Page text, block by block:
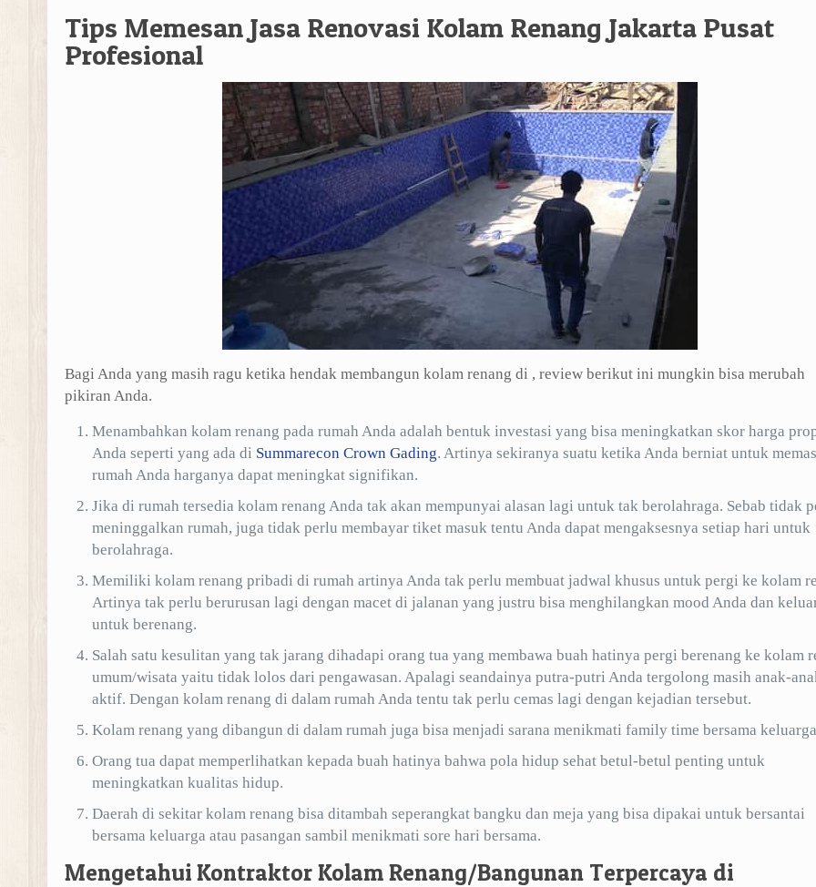
Tips Memesan Jasa Renovasi Kolam Renang Jakarta Pusat
Profesional
Bagi Anda yang masih ragu ketika hendak membangun kolam renang di , review berikut ini mungkin bisa merubah
pikiran Anda.
Menambahkan kolam renang pada rumah Anda adalah bentuk investasi yang bisa meningkatkan skor harga
Anda seperti yang ada di Summarecon Crown Gading. Artinya sekiranya suatu ketika Anda berniat untuk
rumah Anda harganya dapat meningkat signifikan.
Jika di rumah tersedia kolam renang Anda tak akan mempunyai alasan lagi untuk tak berolahraga. Sebab tidak
meninggalkan rumah, juga tidak perlu membayar tiket masuk tentu Anda dapat mengaksesnya setiap hari untuk
berolahraga.
Memiliki kolam renang pribadi di rumah artinya Anda tak perlu membuat jadwal khusus untuk pergi ke kolam
Artinya tak perlu berurusan lagi dengan macet di jalanan yang justru bisa menghilangkan mood Anda dan
untuk berenang.
Salah satu kesulitan yang tak jarang dihadapi orang tua yang membawa buah hatinya pergi berenang ke kolam
umum/wisata yaitu tidak lolos dari pengawasan. Apalagi seandainya putra-putri Anda tergolong masih anak-
aktif. Dengan kolam renang di dalam rumah Anda tentu tak perlu cemas lagi dengan kejadian tersebut.
Kolam renang yang dibangun di dalam rumah juga bisa menjadi sarana menikmati family time bersama
Orang tua dapat memperlihatkan kepada buah hatinya bahwa pola hidup sehat betul-betul penting untuk
meningkatkan kualitas hidup.
Daerah di sekitar kolam renang bisa ditambah seperangkat bangku dan meja yang bisa dipakai untuk bersantai
bersama keluarga atau pasangan sambil menikmati sore hari bersama.
Mengetahui Kontraktor Kolam Renang/Bangunan Terpercaya di